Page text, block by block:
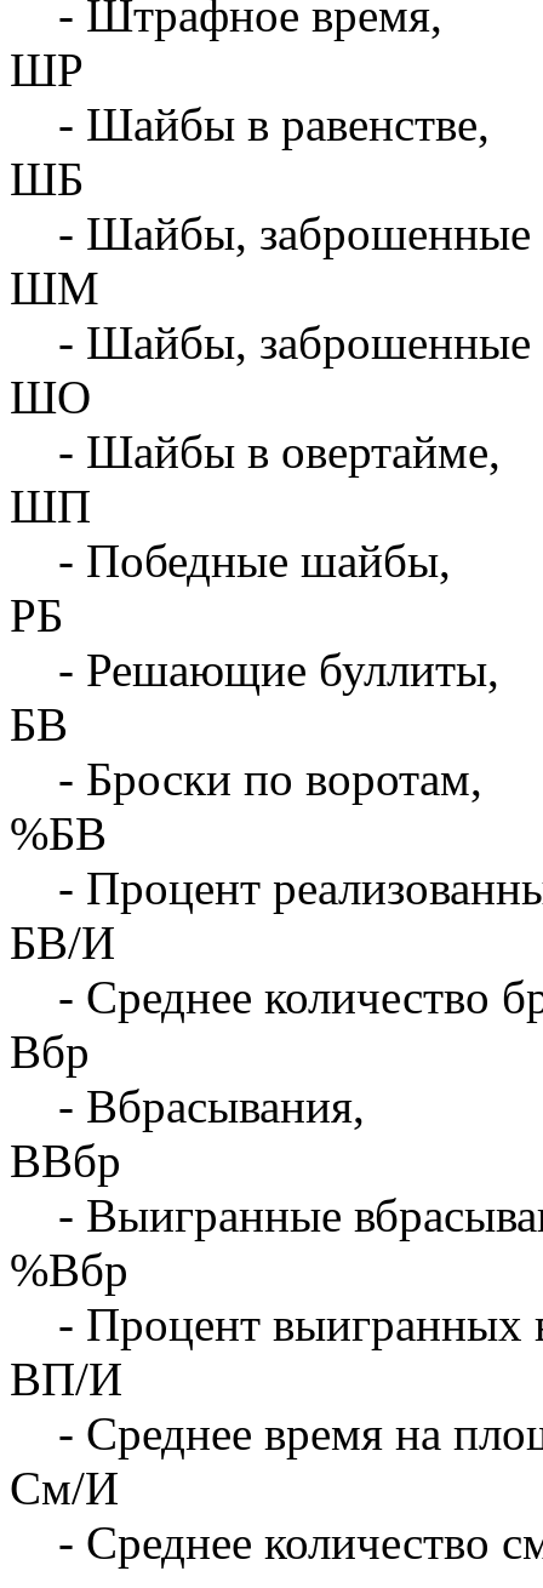
- Штрафное время,
ШР
- Шайбы в равенстве,
ШБ
- Шайбы, заброшенные
ШМ
- Шайбы, заброшенные
ШО
- Шайбы в овертайме,
ШП
- Победные шайбы,
РБ
- Решающие буллиты,
БВ
- Броски по воротам,
%БВ
- Процент
БВ/И
- Среднее количество
Вбр
- Вбрасывания,
ВВбр
- Выигранные
%Вбр
- Процент выигранных
ВП/И
- Среднее время на
См/И
- Среднее количество